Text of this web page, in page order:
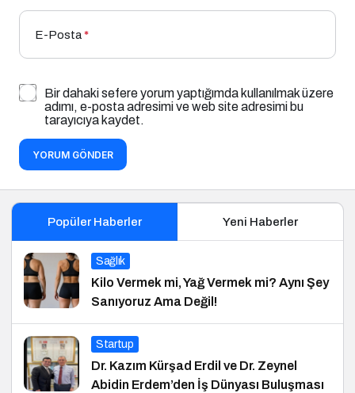
E-Posta*
Bir dahaki sefere yorum yaptığımda kullanılmak üzere
adımı, e-posta adresimi ve web site adresimi bu
tarayıcıya kaydet.
YORUM GÖNDER
Popüler Haberler Yeni Haberler
Sağlık
Kilo Vermek mi, Yağ Vermek mi? Aynı Şey
Sanıyoruz Ama Değil!
Startup
Dr. Kazım Kürşad Erdil ve Dr. Zeynel
Abidin Erdem’den İş Dünyası Buluşması